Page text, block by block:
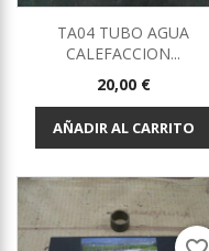
TA04 TUBO AGUA
CALEFACCION...
Precio
20,00 €
AÑADIR AL CARRITO